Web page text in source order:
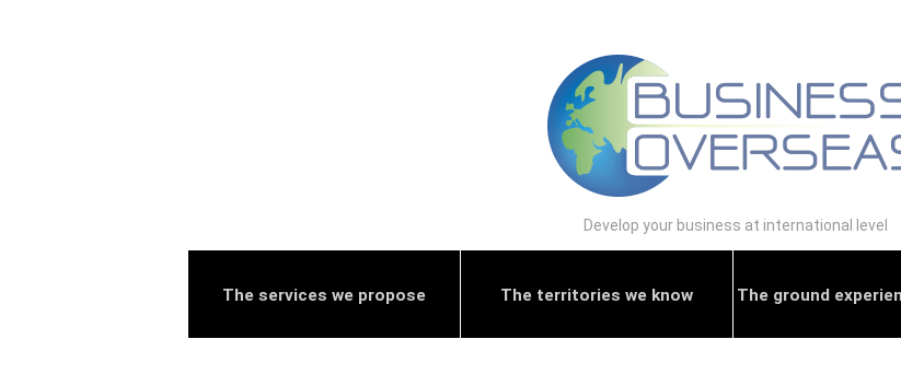
Develop your business at international level
The services we propose The territories we know The ground